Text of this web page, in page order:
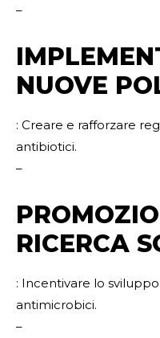
–
NUOVE
: Creare e rafforzare
antibiotici.
–
RICERCA
: Incentivare lo
antimicrobici.
–